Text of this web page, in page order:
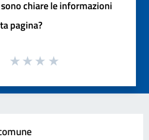
chiare le informazioni
pagina?